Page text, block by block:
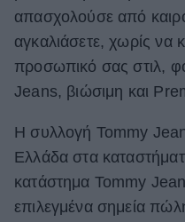
απασχολούσε από
αγκαλιάσετε, χωρίς να
προσωπικό σας στιλ,
Jeans, βιώσιμη και
Η συλλογή Tommy
Ελλάδα στα
κατάστημα Tommy
επιλεγμένα σημεία